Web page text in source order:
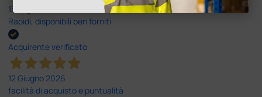
13 Luglio 2026
Rapidi, disponibili ben forniti
Acquirente verificato
12 Giugno 2026
facilità di acquisto e puntualità